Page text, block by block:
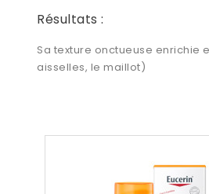
Résultats :
Sa texture onctueuse enrichie
aisselles, le maillot)